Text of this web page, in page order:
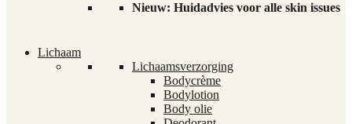
Nieuw: Huidadvies voor alle skin issues
Lichaam
Lichaamsverzorging
Bodycrème
Bodylotion
Body olie